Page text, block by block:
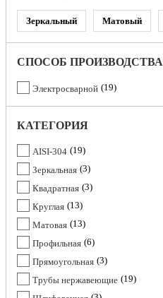
Зеркальный Матовый
СПОСОБ ПРОИЗВОДСТВА
Электросварной 19
КАТЕГОРИЯ
AISI-304 19
Зеркальная 3
Квадратная 3
Круглая 13
Матовая 13
Профильная 6
Прямоугольная 3
Трубы нержавеющие 19